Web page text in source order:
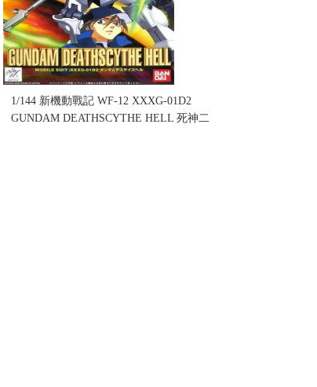
1/144 新機動戰記 WF-12 XXXG-01D2
GUNDAM DEATHSCYTHE HELL 死神二